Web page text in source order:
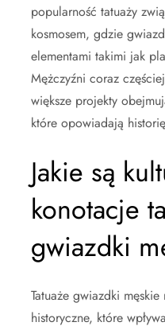
popularność tatuaży
kosmosem, gdzie
elementami takimi jak
Mężczyźni coraz
większe projekty
które opowiadają
Jakie są
konotacje
gwiazdki
Tatuaże gwiazdki
historyczne, które